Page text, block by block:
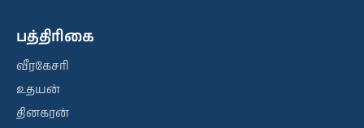
பத்திரிகை
வீரகேசரி
உதயன்
தினகரன்